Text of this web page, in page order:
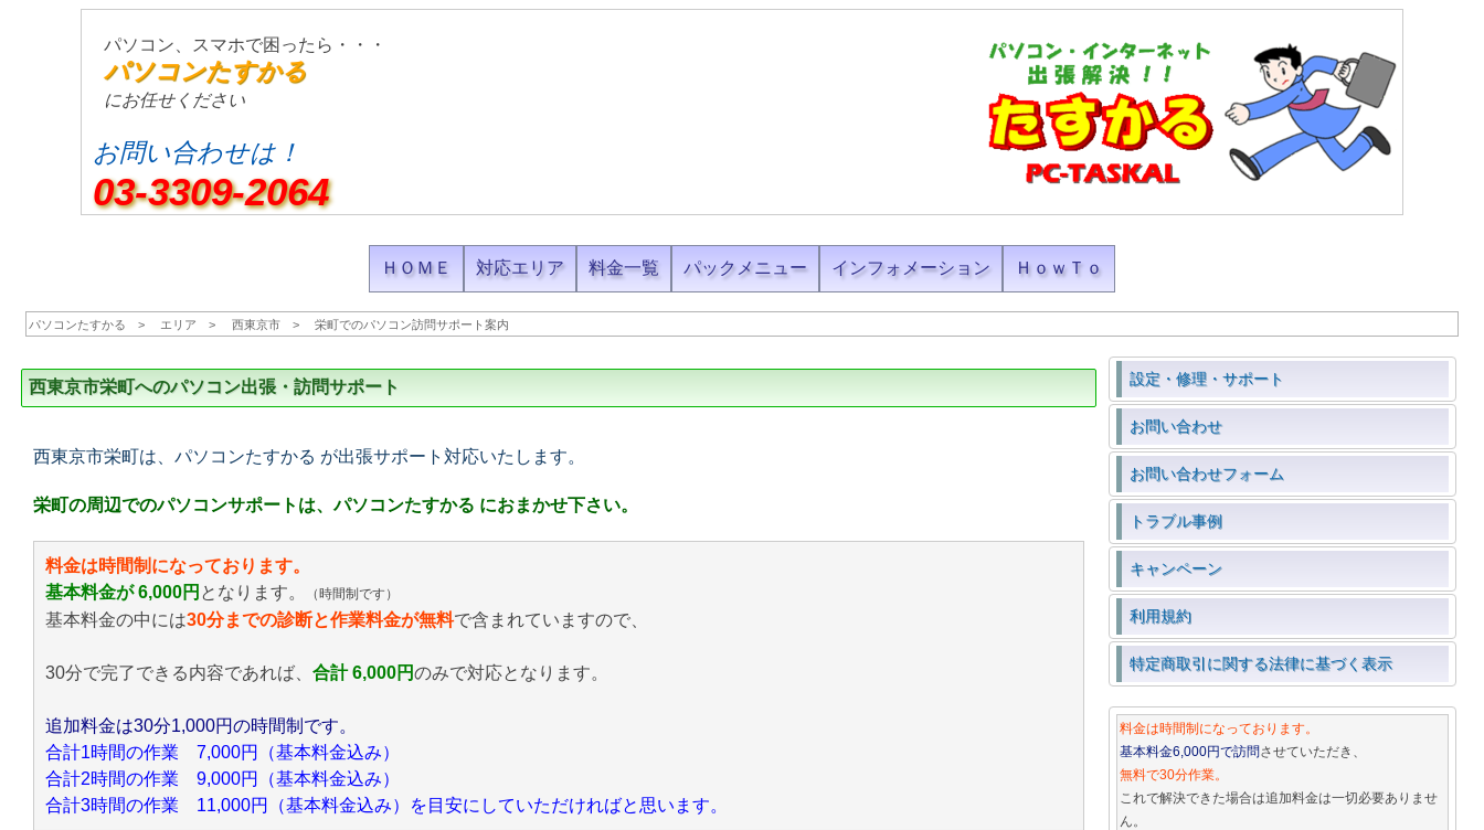
パソコン、スマホで困ったら・・・
パソコンたすかる
にお任せください
お問い合わせは！
03-3309-2064
ＨＯＭＥ 対応エリア 料金一覧 パックメニュー インフォメーション ＨｏｗＴｏ
パソコンたすかる エリア 西東京市 栄町でのパソコン訪問サポート案内
西東京市栄町へのパソコン出張・訪問サポート
西東京市栄町は、パソコンたすかる が出張サポート対応いたします。
栄町の周辺でのパソコンサポートは、パソコンたすかる におまかせ下さい。
料金は時間制になっております。
基本料金が 6,000円 となります。 （時間制です）
基本料金の中には30分までの診断と作業料金が無料で含まれていますので、
30分で完了できる内容であれば、 合計 6,000円のみで対応となります。
追加料金は30分1,000円の時間制です。
合計1時間の作業 7,000円（基本料金込み）
合計2時間の作業 9,000円（基本料金込み）
合計3時間の作業 11,000円（基本料金込み）を目安にしていただければと思います。
設定・修理・サポート
お問い合わせ
お問い合わせフォーム
トラブル事例
キャンペーン
利用規約
特定商取引に関する法律に基づく表示
料金は時間制になっております。
基本料金6,000円で訪問させていただき、
無料で30分作業。
これで解決できた場合は追加料金は一切必要ありませ
ん。